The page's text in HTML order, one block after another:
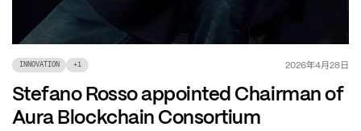
INNOVATION +1 2026年4月28日
Stefano Rosso appointed Chairman of
Aura Blockchain Consortium